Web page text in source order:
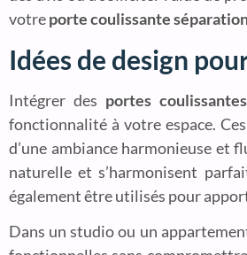
votreporte coulissante
Idées de design
Intégrer des portes
fonctionnalité à votre espace.
d’une ambiance harmonieuse et
naturelle et s’harmonisent
également être utilisés pour
Dans un studio ou un